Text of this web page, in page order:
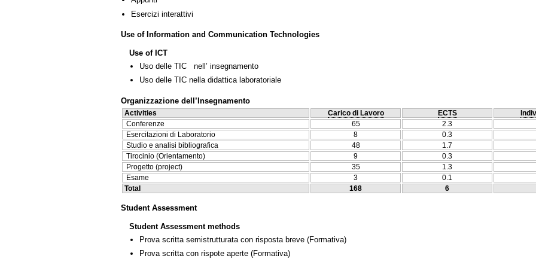
Esercizi interattivi
Use of Information and Communication Technologies
Use of ICT
Uso delle TIC nell’ insegnamento
Uso delle TIC nella didattica laboratoriale
Organizzazione dell’Insegnamento
Activities Carico di Lavoro ECTS
Conferenze
65 2.3
Esercitazioni di Laboratorio
8 0.3
Studio e analisi bibliografica
48 1.7
Tirocinio (Orientamento)
9 0.3
Progetto (project)
35 1.3
Esame
3 0.1
Total
168 6
Student Assessment
Student Assessment methods
Prova scritta semistrutturata con risposta breve (Formativa)
Prova scritta con rispote aperte (Formativa)